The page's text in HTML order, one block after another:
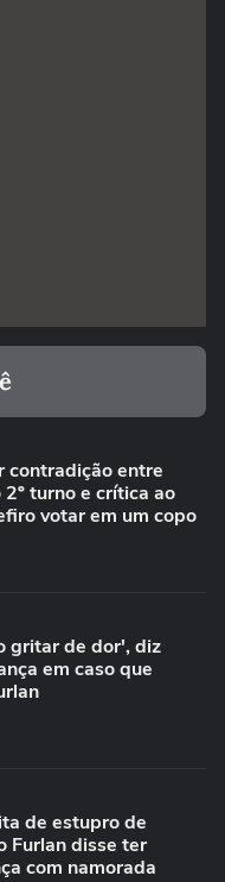
contradição entre
turno e crítica ao
votar em um copo
gritar de dor', diz
em caso que
de estupro de
Furlan disse ter
com namorada